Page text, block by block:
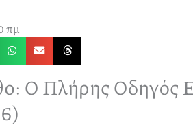
πμ
Ο Πλήρης Οδηγός